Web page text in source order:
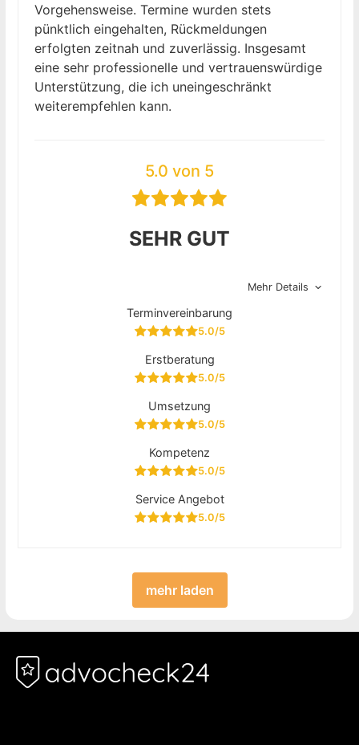
Vorgehensweise. Termine wurden stets
pünktlich eingehalten, Rückmeldungen
erfolgten zeitnah und zuverlässig. Insgesamt
eine sehr professionelle und vertrauenswürdige
Unterstützung, die ich uneingeschränkt
weiterempfehlen kann.
5.0 von 5
SEHR GUT
Mehr Details
Terminvereinbarung
5.0/5
Erstberatung
5.0/5
Umsetzung
5.0/5
Kompetenz
5.0/5
Service Angebot
5.0/5
mehr laden